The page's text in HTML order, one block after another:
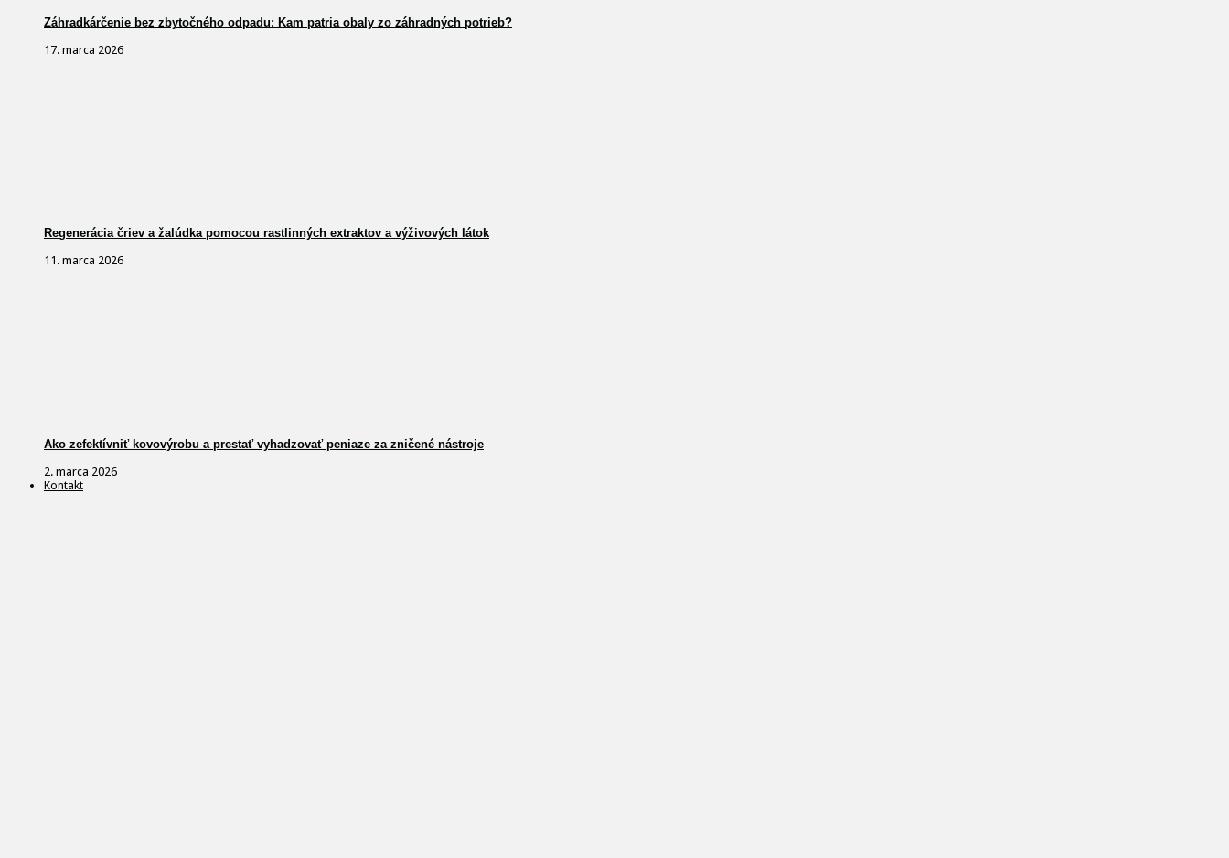
Záhradkárčenie bez zbytočného odpadu: Kam patria obaly zo záhradných potrieb?
17. marca 2026
Regenerácia čriev a žalúdka pomocou rastlinných extraktov a výživových látok
11. marca 2026
Ako zefektívniť kovovýrobu a prestať vyhadzovať peniaze za zničené nástroje
2. marca 2026
Kontakt